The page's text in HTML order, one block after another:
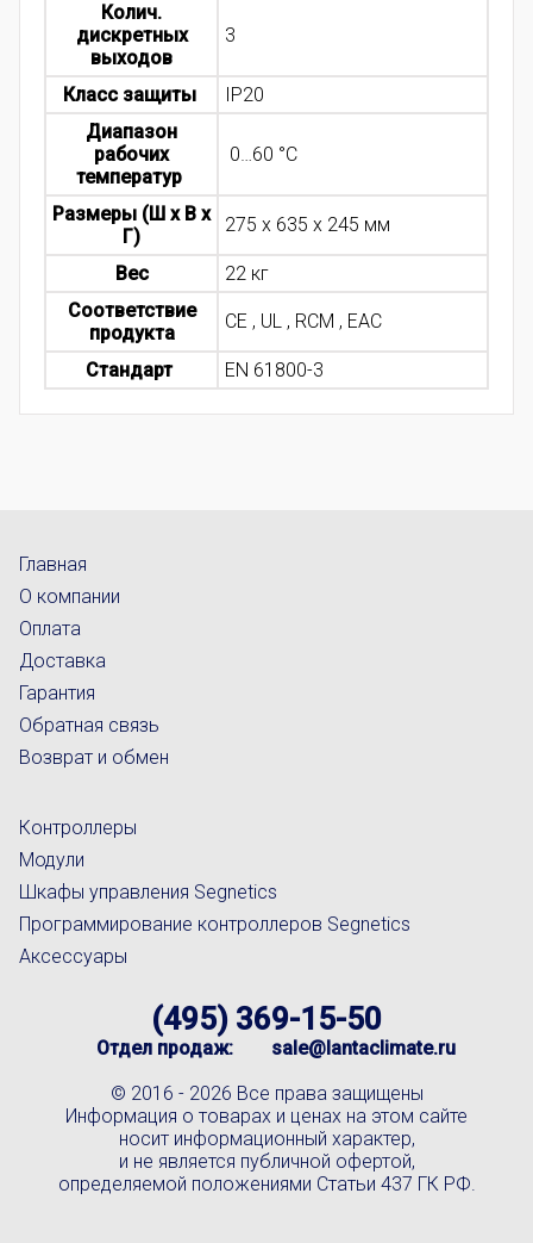
Колич.
дискретных
выходов
3
Класс защиты
IP20
Диапазон
рабочих
температур
0…60 °C
Размеры (Ш х В х
Г)
275 x 635 x 245 мм
Вес
22 кг
Соответствие
продукта
CE , UL , RCM , EAC
Стандарт EN 61800-3
Главная
О компании
Оплата
Доставка
Гарантия
Обратная связь
Возврат и обмен
Контроллеры
Модули
Шкафы управления Segnetics
Программирование контроллеров Segnetics
Аксессуары
(495) 369-15-50
Отдел продаж: sale@lantaclimate.ru
© 2016 - 2026 Все права защищены
Информация о товарах и ценах на этом сайте
носит информационный характер,
и не является публичной офертой,
определяемой положениями Статьи 437 ГК РФ.